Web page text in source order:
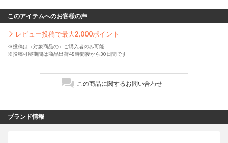
このアイテムへのお客様の声
レビュー投稿で最大2,000ポイント
※投稿は（対象商品の）ご購入者のみ可能
※投稿可能期間は商品出荷48時間後から30日間です
この商品に関するお問い合わせ
ブランド情報